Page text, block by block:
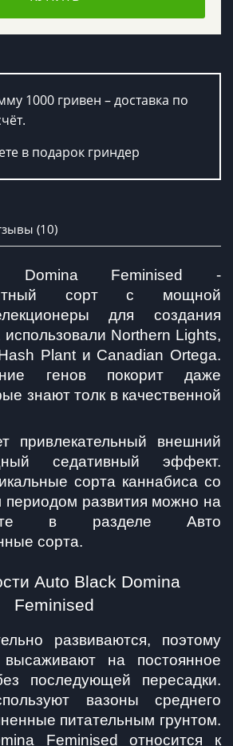
1000 гривен – доставка по
в подарок гриндер
(10)
Domina Feminised -
сорт с мощной
для создания
использовали Northern Lights,
Plant и Canadian Ortega.
генов покорит даже
знают толк в качественной
привлекательный внешний
седативный эффект.
сорта каннабиса со
периодом развития можно на
в разделе Авто
сорта.
Auto Black Domina
Feminised
развиваются, поэтому
на постоянное
последующей пересадки.
вазоны среднего
питательным грунтом.
Feminised относится к